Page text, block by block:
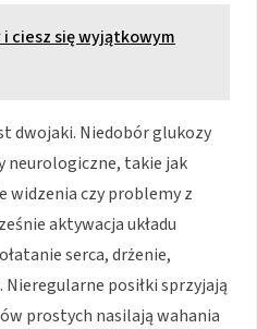
i ciesz się wyjątkowym
dwojaki. Niedobór glukozy
neurologiczne, takie jak
widzenia czy problemy z
aktywacja układu
serca, drżenie,
posiłki sprzyjają
prostych nasilają wahania